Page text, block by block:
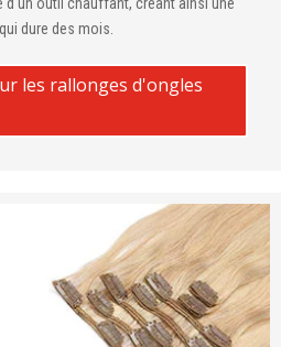
dure des mois.
les rallonges d'ongles